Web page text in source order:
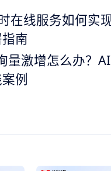
在线服务如何实
南
量激增怎么办？
例